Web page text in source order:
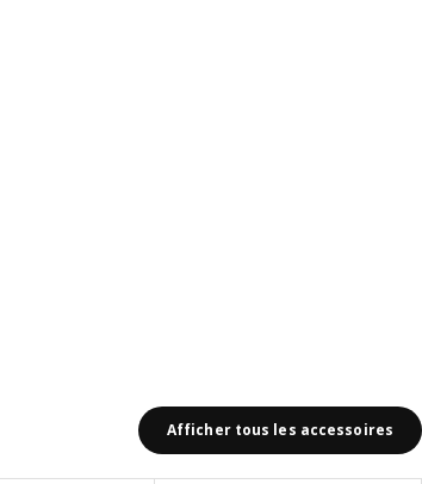
Afficher tous les accessoires